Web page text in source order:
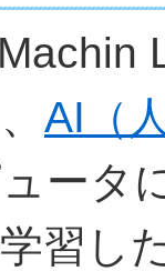
AI（
ータ
習し